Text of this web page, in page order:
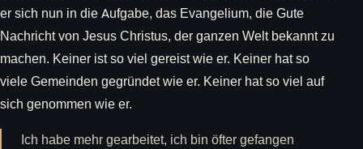
er sich nun in die Aufgabe, das Evangelium, die Gute
Nachricht von Jesus Christus, der ganzen Welt bekannt zu
machen. Keiner ist so viel gereist wie er. Keiner hat so
viele Gemeinden gegründet wie er. Keiner hat so viel auf
sich genommen wie er.
Ich habe mehr gearbeitet, ich bin öfter gefangen